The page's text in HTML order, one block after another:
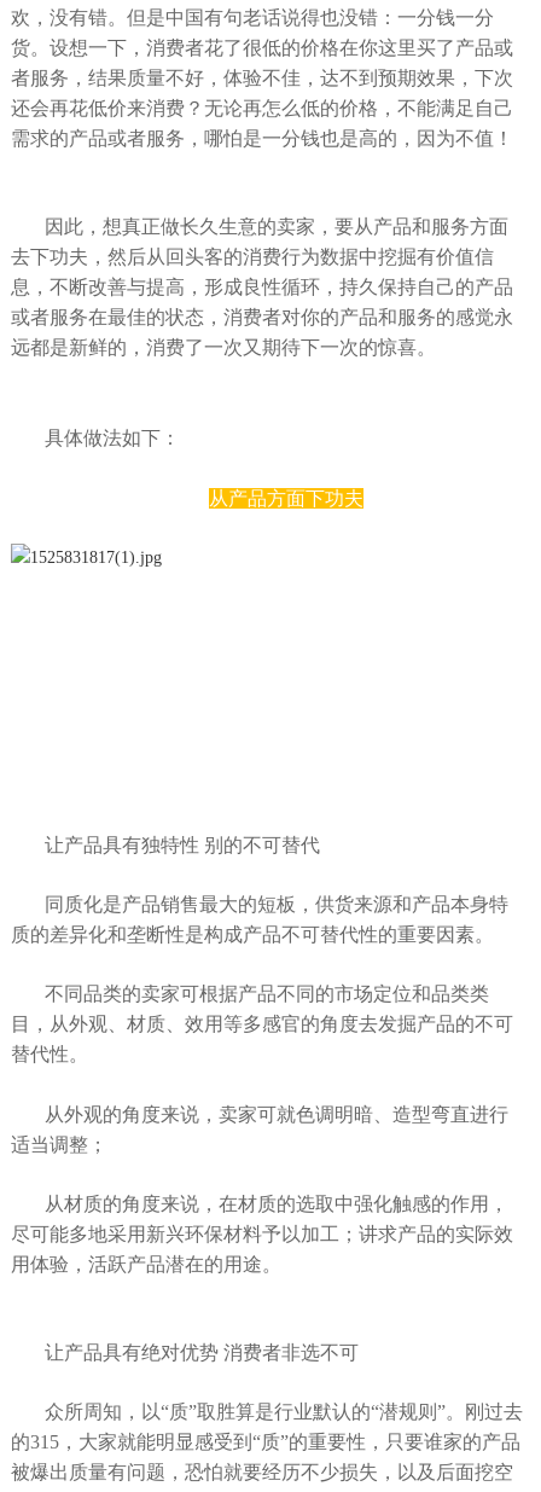
欢，没有错。但是中国有句老话说得也没错：一分钱一分
货。设想一下，消费者花了很低的价格在你这里买了产品或
者服务，结果质量不好，体验不佳，达不到预期效果，下次
还会再花低价来消费？无论再怎么低的价格，不能满足自己
需求的产品或者服务，哪怕是一分钱也是高的，因为不值！
因此，想真正做长久生意的卖家，要从产品和服务方面
去下功夫，然后从回头客的消费行为数据中挖掘有价值信
息，不断改善与提高，形成良性循环，持久保持自己的产品
或者服务在最佳的状态，消费者对你的产品和服务的感觉永
远都是新鲜的，消费了一次又期待下一次的惊喜。
具体做法如下：
从产品方面下功夫
让产品具有独特性 别的不可替代
同质化是产品销售最大的短板，供货来源和产品本身特
质的差异化和垄断性是构成产品不可替代性的重要因素。
不同品类的卖家可根据产品不同的市场定位和品类类
目，从外观、材质、效用等多感官的角度去发掘产品的不可
替代性。
从外观的角度来说，卖家可就色调明暗、造型弯直进行
适当调整；
从材质的角度来说，在材质的选取中强化触感的作用，
尽可能多地采用新兴环保材料予以加工；讲求产品的实际效
用体验，活跃产品潜在的用途。
让产品具有绝对优势 消费者非选不可
众所周知，以“质”取胜算是行业默认的“潜规则”。刚过去
的315，大家就能明显感受到“质”的重要性，只要谁家的产品
被爆出质量有问题，恐怕就要经历不少损失，以及后面挖空